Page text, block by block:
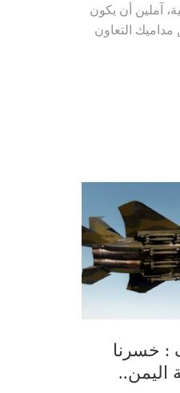
آملين أن يكون
مداميك التعاون
: خسرنا
اليمن..